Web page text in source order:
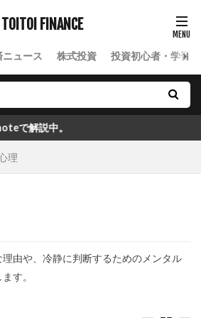
TOITOI FINANCE
ニュース 株式投資 投資初心者・学習
解説中。
理
由や、冷静に判断するためのメンタル
す。